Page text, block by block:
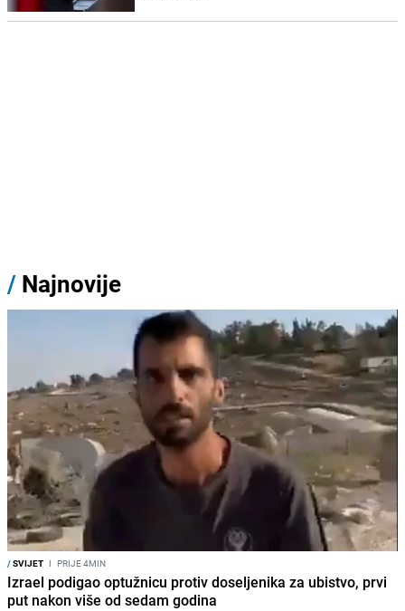
/ Najnovije
/SVIJET I PRIJE 4MIN
Izrael podigao optužnicu protiv doseljenika za ubistvo, prvi
put nakon više od sedam godina